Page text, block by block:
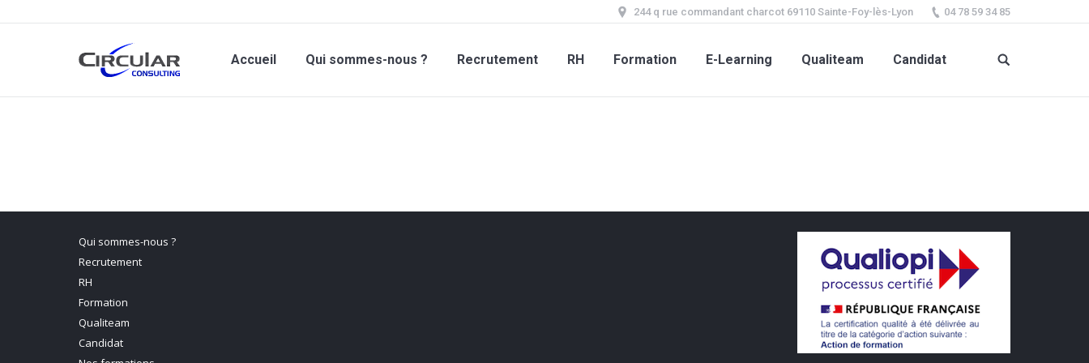
244 q rue commandant charcot 69110 Sainte-Foy-lès-Lyon 04 78 59 34 85
Accueil Qui sommes-nous ? Recrutement RH Formation E-Learning Qualiteam Candidat
Qui sommes-nous ?
Recrutement
RH
Formation
Qualiteam
Candidat